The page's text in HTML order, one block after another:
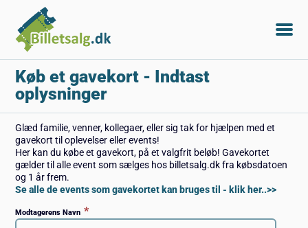
Køb et gavekort - Indtast
oplysninger
Glæd familie, venner, kollegaer, eller sig tak for hjælpen med et
gavekort til oplevelser eller events!
Her kan du købe et gavekort, på et valgfrit beløb! Gavekortet
gælder til alle event som sælges hos billetsalg.dk fra købsdatoen
og 1 år frem.
Se alle de events som gavekortet kan bruges til - klik her..>>
Modtagerens Navn *